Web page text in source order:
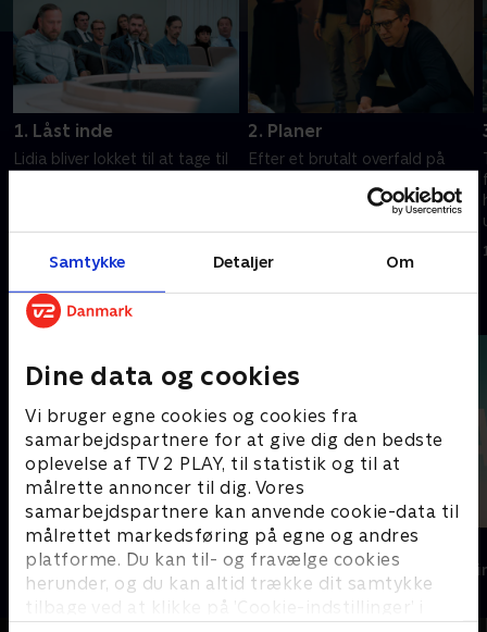
Samtykke Detaljer Om
Dine data og cookies
Vi bruger egne cookies og cookies fra
samarbejdspartnere for at give dig den bedste
oplevelse af TV 2 PLAY, til statistik og til at
målrette annoncer til dig. Vores
samarbejdspartnere kan anvende cookie-data til
målrettet markedsføring på egne og andres
platforme. Du kan til- og fravælge cookies
herunder, og du kan altid trække dit samtykke
tilbage ved at klikke på ’Cookie-indstillinger’ i
1. Låst inde
Lidia bliver lokket til at tage til
2. Planer
Efter et brutalt overfald på
Hermansson hende på
hospitalet og tilbyder at
tage sagen i egen hånd.
Andre så også
Top Dog
Krimi & Spænding • 1 sæsoner
The Au Pair
Krimi &